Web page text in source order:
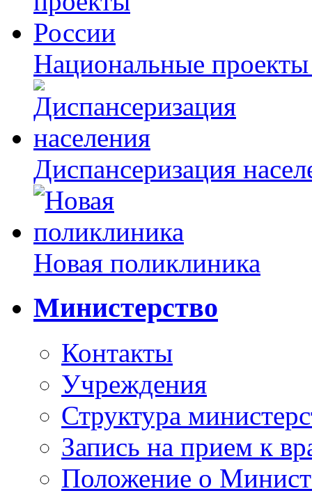
Национальные
Диспансеризация
Новая поликлиника
Министерство
Контакты
Учреждения
Структура
Запись на прием к
Положение о